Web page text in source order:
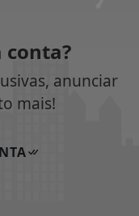
conta?
anunciar
mais!